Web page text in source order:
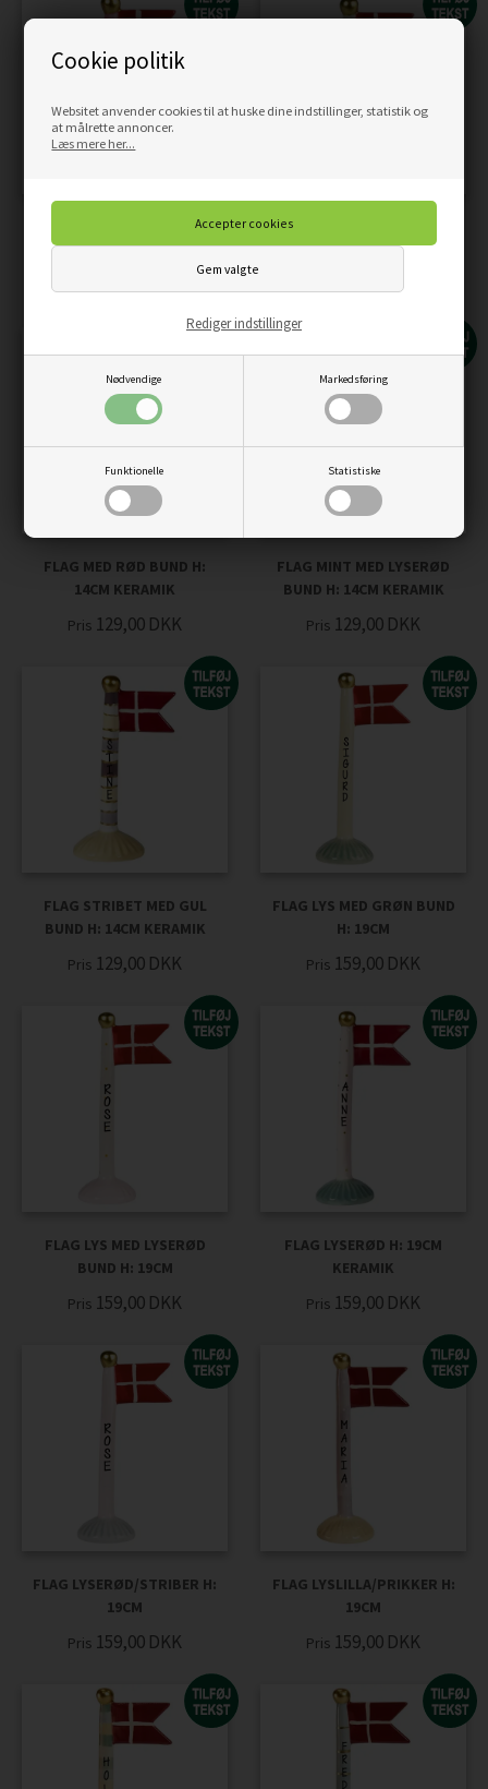
Cookie politik
Websitet anvender cookies til at huske dine indstillinger, statistik og
at målrette annoncer.
Læs mere her...
Nødvendige Markedsføring
Funktionelle Statistiske
Rediger indstillinger
FLAG LYSERØD/PRIKKER H:
14CM KERAMIK
FLAG M/RØDE STRIBER H:
14CM KERAMIK
DKK
FLAG MED RØD BUND H:
14CM KERAMIK
Pris 129,00 DKK
FLAG MINT MED LYSERØD
BUND H: 14CM KERAMIK
Pris 129,00 DKK
FLAG STRIBET MED GUL
BUND H: 14CM KERAMIK
Pris 129,00 DKK
FLAG LYS MED GRØN BUND
H: 19CM
Pris 159,00 DKK
FLAG LYS MED LYSERØD
BUND H: 19CM
Pris 159,00 DKK
FLAG LYSERØD H: 19CM
KERAMIK
Pris 159,00 DKK
FLAG LYSERØD/STRIBER H:
19CM
Pris 159,00 DKK
FLAG LYSLILLA/PRIKKER H:
19CM
Pris 159,00 DKK